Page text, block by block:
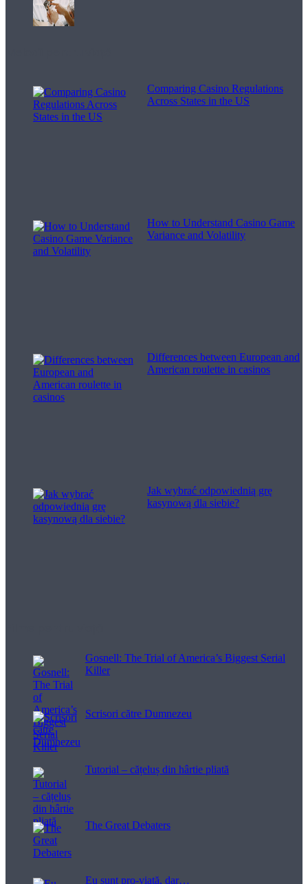
Comparing Casino Regulations
Across States in the US
How to Understand Casino Game
Variance and Volatility
Differences between European and
American roulette in casinos
Jak wybrać odpowiednią grę
kasynową dla siebie?
Gosnell: The Trial of America’s Biggest Serial
Killer
Scrisori către Dumnezeu
Tutorial – cățeluș din hârtie pliată
The Great Debaters
Eu sunt pro-viață, dar…